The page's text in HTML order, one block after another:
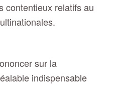
contentieux relatifs au
sur la
indispensable